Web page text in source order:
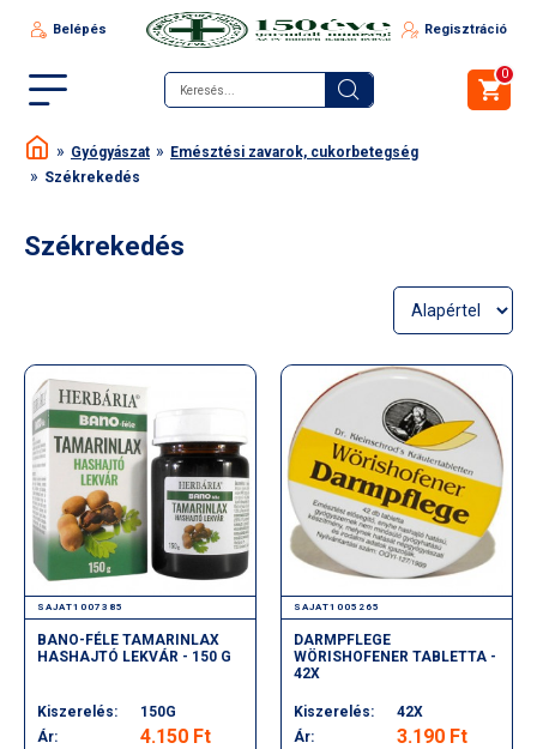
Belépés Regisztráció
0
Gyógyászat
Emésztési zavarok, cukorbetegség
Székrekedés
Székrekedés
SAJAT1007385
BANO-FÉLE TAMARINLAX
HASHAJTÓ LEKVÁR - 150 G
Kiszerelés:
150G
Ár:
4.150 Ft
SAJAT1005265
DARMPFLEGE
WÖRISHOFENER TABLETTA -
42X
Kiszerelés:
42X
Ár:
3.190 Ft